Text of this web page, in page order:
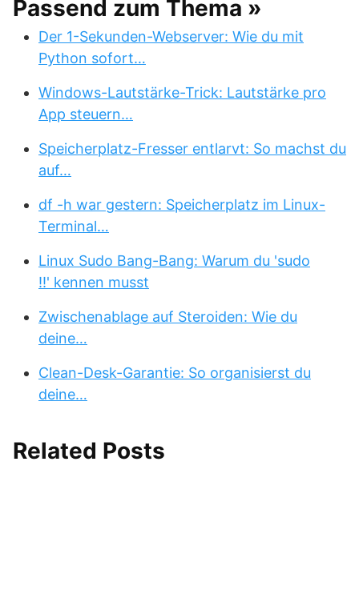
Passend zum Thema »
Der 1-Sekunden-Webserver: Wie du mit
Python sofort…
Windows-Lautstärke-Trick: Lautstärke pro
App steuern…
Speicherplatz-Fresser entlarvt: So machst du
auf…
df -h war gestern: Speicherplatz im Linux-
Terminal…
Linux Sudo Bang-Bang: Warum du 'sudo
!!' kennen musst
Zwischenablage auf Steroiden: Wie du
deine…
Clean-Desk-Garantie: So organisierst du
deine…
Related Posts